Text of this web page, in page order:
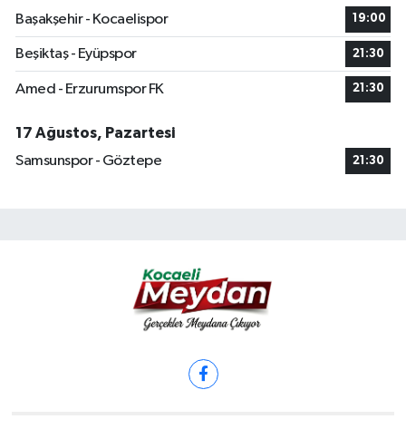
Başakşehir - Kocaelispor
19:00
Beşiktaş - Eyüpspor 21:30
Amed - Erzurumspor FK 21:30
17 Ağustos, Pazartesi
Samsunspor - Göztepe
21:30